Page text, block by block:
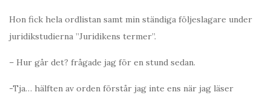
Hon fick hela ordlistan samt min ständiga följeslagare under
juridikstudierna ”Juridikens termer”.
– Hur går det? frågade jag för en stund sedan.
-Tja… hälften av orden förstår jag inte ens när jag läser